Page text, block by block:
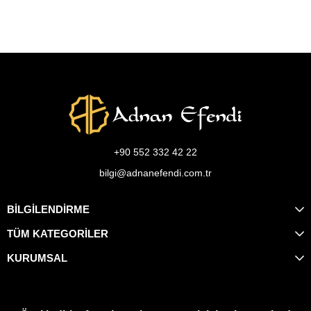
+90 552 332 42 22
bilgi@adnanefendi.com.tr
BİLGİLENDİRME
TÜM KATEGORİLER
KURUMSAL